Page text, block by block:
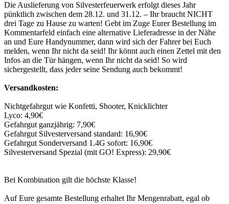
Die Auslieferung von Silvesterfeuerwerk erfolgt dieses Jahr
pünktlich zwischen dem 28.12. und 31.12. – Ihr braucht NICHT
drei Tage zu Hause zu warten! Gebt im Zuge Eurer Bestellung im
Kommentarfeld einfach eine alternative Lieferadresse in der Nähe
an und Eure Handynummer, dann wird sich der Fahrer bei Euch
melden, wenn Ihr nicht da seid! Ihr könnt auch einen Zettel mit den
Infos an die Tür hängen, wenn Ihr nicht da seid! So wird
sichergestellt, dass jeder seine Sendung auch bekommt!
Versandkosten:
Nichtgefahrgut wie Konfetti, Shooter, Knicklichter
Lyco: 4,90€
Gefahrgut ganzjährig: 7,90€
Gefahrgut Silvesterversand standard: 16,90€
Gefahrgut Sonderversand 1.4G sofort: 16,90€
Silvesterversand Spezial (mit GO! Express): 29,90€
Bei Kombination gilt die höchste Klasse!
Auf Eure gesamte Bestellung erhaltet Ihr Mengenrabatt, egal ob